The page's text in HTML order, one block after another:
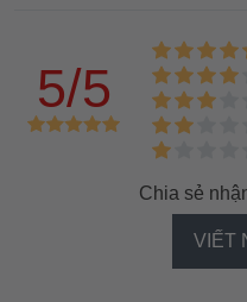
5/5
Chia sẻ
VIẾT